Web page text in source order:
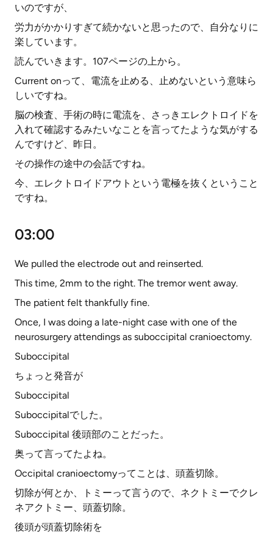
いのですが、
労力がかかりすぎて続かないと思ったので、自分なりに
楽しています。
読んでいきます。107ページの上から。
Current onって、電流を止める、止めないという意味ら
しいですね。
脳の検査、手術の時に電流を、さっきエレクトロイドを
入れて確認するみたいなことを言ってたような気がする
んですけど、昨日。
その操作の途中の会話ですね。
今、エレクトロイドアウトという電極を抜くということ
ですね。
03:00
We pulled the electrode out and reinserted.
This time, 2mm to the right. The tremor went away.
The patient felt thankfully fine.
Once, I was doing a late-night case with one of the
neurosurgery attendings as suboccipital cranioectomy.
Suboccipital
ちょっと発音が
Suboccipital
Suboccipitalでした。
Suboccipital 後頭部のことだった。
奥って言ってたよね。
Occipital cranioectomyってことは、頭蓋切除。
切除が何とか、トミーって言うので、ネクトミーでクレ
ネアクトミー、頭蓋切除。
後頭が頭蓋切除術を